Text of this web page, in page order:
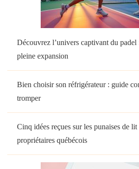
Découvrez l’univers captivant du padel
pleine expansion
Bien choisir son réfrigérateur : guide
tromper
Cinq idées reçues sur les punaises de
propriétaires québécois